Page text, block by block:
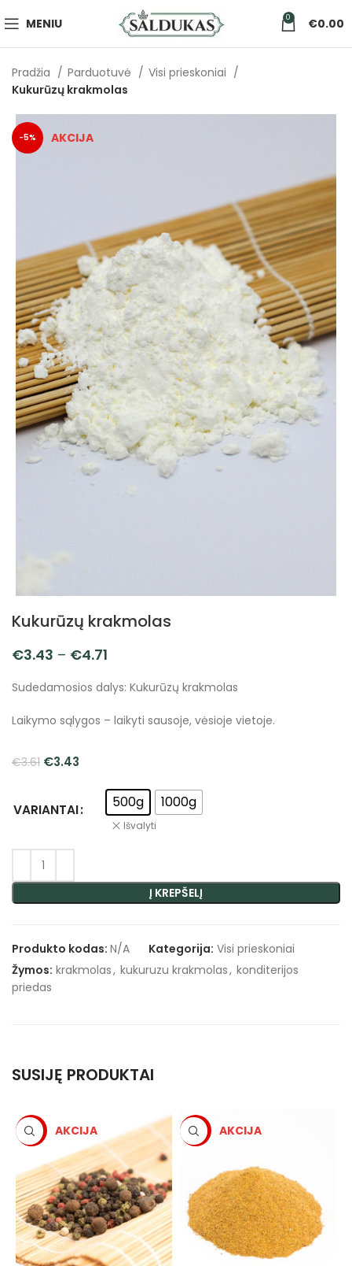
MENIU 0 €0.00
Pradžia Parduotuvė
Visi prieskoniai
Kukurūzų krakmolas
-5%
Kukurūzų krakmolas
€3.43 – €4.71
Sudedamosios dalys: Kukurūzų krakmolas
Laikymo sąlygos – laikyti sausoje, vėsioje vietoje.
€3.61 €3.43
VARIANTAI 500g 1000g
Išvalyti
Į KREPŠELĮ
Produkto kodas: N/A Kategorija: Visi prieskoniai
Žymos: krakmolas, kukuruzu krakmolas, konditerijos
priedas
SUSIJĘ PRODUKTAI
-5% -5%